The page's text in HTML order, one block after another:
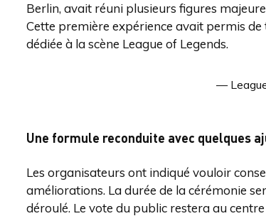
Berlin, avait réuni plusieurs figures
Cette première expérience avait permis
dédiée à la scène League of Legends.
—
Une formule reconduite avec quelques
Les organisateurs ont indiqué vouloir
améliorations. La durée de la cérémonie
déroulé. Le vote du public restera au